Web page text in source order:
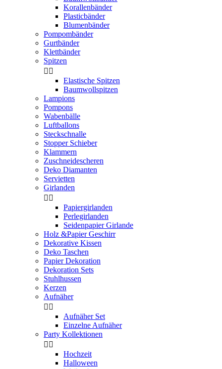
Korallenbänder
Plasticbänder
Blumenbänder
Pompombänder
Gurtbänder
Klettbänder
Spitzen
 
Elastische Spitzen
Baumwollspitzen
Lampions
Pompons
Wabenbälle
Luftballons
Steckschnalle
Stopper Schieber
Klammern
Zuschneidescheren
Deko Diamanten
Servietten
Girlanden
 
Papiergirlanden
Perlegirlanden
Seidenpapier Girlande
Holz &Papier Geschirr
Dekorative Kissen
Deko Taschen
Papier Dekoration
Dekoration Sets
Stuhlhussen
Kerzen
Aufnäher
 
Aufnäher Set
Einzelne Aufnäher
Party Kollektionen
 
Hochzeit
Halloween